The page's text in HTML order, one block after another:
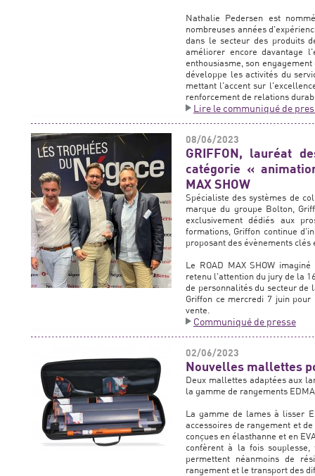
Nathalie Pedersen est
nombreuses années
dans le secteur des produits
améliorer encore davantage
enthousiasme, son
développe les activités du
mettant l'accent sur
renforcement de relations
Lire le communiqué de
08/06/2023
GRIFFON, lauréat
catégorie «
MAX SHOW
Spécialiste des systèmes de
marque du groupe Bolton,
exclusivement dédiés aux
formations, Griffon continue
proposant des évènements
Le ROAD MAX SHOW
retenu l'attention du jury de la
de personnalités du secteur de
Griffon ce mercredi 7 juin
vente.
Communiqué de presse
02/06/2023
Nouvelles mallettes
Deux mallettes adaptées aux
la gamme de rangements
La gamme de lames à lisser
accessoires de rangement et
conçues en élasthanne et en
confèrent à la fois
permettent néanmoins de
rangement et le transport des